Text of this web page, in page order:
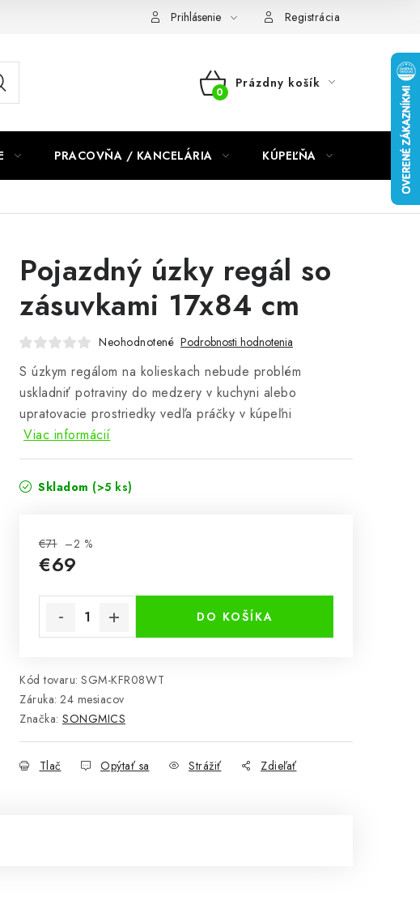
Prihlásenie Registrácia
NÁKUPNÝ
Prázdny košík
PRACOVŇA / KANCELÁRIA KÚPEĽŇA
Pojazdný úzky regál so
zásuvkami 17x84 cm
Neohodnotené Podrobnosti hodnotenia
S úzkym regálom na kolieskach nebude problém
uskladniť potraviny do medzery v kuchyni alebo
upratovacie prostriedky vedľa práčky v kúpeľni
Viac informácií
Skladom (>5 ks)
€71 –2 %
€69
DO KOŠÍKA
Kód tovaru: SGM-KFR08WT
Záruka: 24 mesiacov
Značka: SONGMICS
Tlač Opýtať sa Strážiť Zdieľať